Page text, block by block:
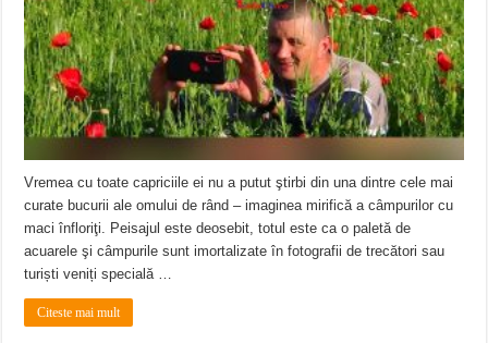
Vremea cu toate capriciile ei nu a putut ştirbi din una dintre cele mai
curate bucurii ale omului de rând – imaginea mirifică a câmpurilor cu
maci înfloriţi. Peisajul este deosebit, totul este ca o paletă de
acuarele şi câmpurile sunt imortalizate în fotografii de trecători sau
turiști veniți specială …
Citeste mai mult